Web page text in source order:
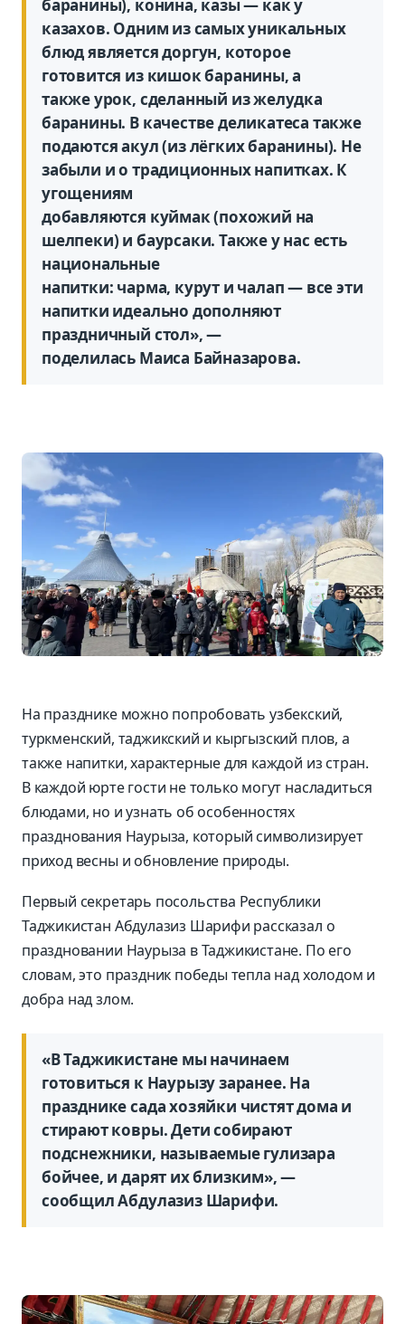
баранины), конина, казы — как у
казахов. Одним из самых уникальных
блюд является доргун, которое
готовится из кишок баранины, а
также урок, сделанный из желудка
баранины. В качестве деликатеса также
подаются акул (из лёгких баранины). Не
забыли и о традиционных напитках. К
угощениям
добавляются куймак (похожий на
шелпеки) и баурсаки. Также у нас есть
национальные
напитки: чарма, курут и чалап — все эти
напитки идеально дополняют
праздничный стол», —
поделилась Маиса Байназарова.
На празднике можно попробовать узбекский,
туркменский, таджикский и кыргызский плов, а
также напитки, характерные для каждой из стран.
В каждой юрте гости не только могут насладиться
блюдами, но и узнать об особенностях
празднования Наурыза, который символизирует
приход весны и обновление природы.
Первый секретарь посольства Республики
Таджикистан Абдулазиз Шарифи рассказал о
праздновании Наурыза в Таджикистане. По его
словам, это праздник победы тепла над холодом и
добра над злом.
«В Таджикистане мы начинаем
готовиться к Наурызу заранее. На
празднике сада хозяйки чистят дома и
стирают ковры. Дети собирают
подснежники, называемые гулизара
бойчее, и дарят их близким», —
сообщил Абдулазиз Шарифи.